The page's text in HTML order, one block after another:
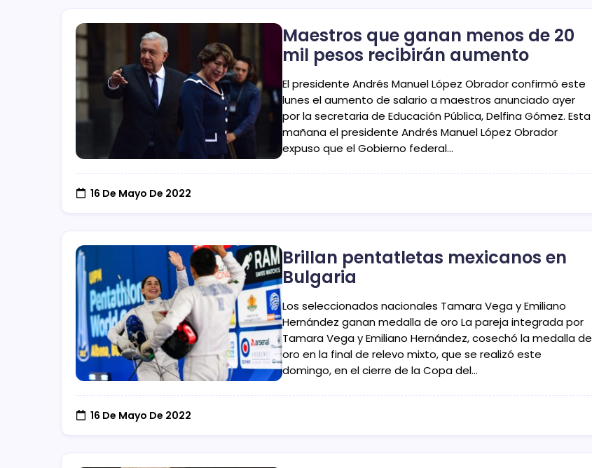
Maestros que ganan menos de 20
mil pesos recibirán aumento
El presidente Andrés Manuel López Obrador confirmó este
lunes el aumento de salario a maestros anunciado ayer
por la secretaria de Educación Pública, Delfina Gómez. Esta
mañana el presidente Andrés Manuel López Obrador
expuso que el Gobierno federal…
16 De Mayo De 2022
Brillan pentatletas mexicanos en
Bulgaria
Los seleccionados nacionales Tamara Vega y Emiliano
Hernández ganan medalla de oro La pareja integrada por
Tamara Vega y Emiliano Hernández, cosechó la medalla de
oro en la final de relevo mixto, que se realizó este
domingo, en el cierre de la Copa del…
16 De Mayo De 2022